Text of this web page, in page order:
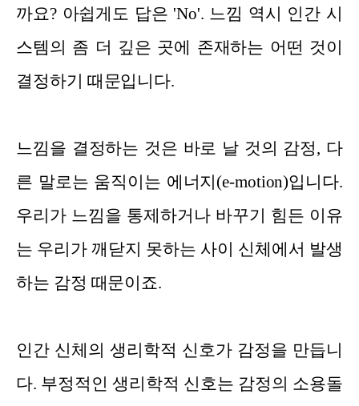
까요? 아쉽게도 답은 'No'. 느낌 역시 인간 시
스템의 좀 더 깊은 곳에 존재하는 어떤 것이
결정하기 때문입니다.
느낌을 결정하는 것은 바로 날 것의 감정, 다
른 말로는 움직이는 에너지(e-motion)입니다.
우리가 느낌을 통제하거나 바꾸기 힘든 이유
는 우리가 깨닫지 못하는 사이 신체에서 발생
하는 감정 때문이죠.
인간 신체의 생리학적 신호가 감정을 만듭니
다. 부정적인 생리학적 신호는 감정의 소용돌